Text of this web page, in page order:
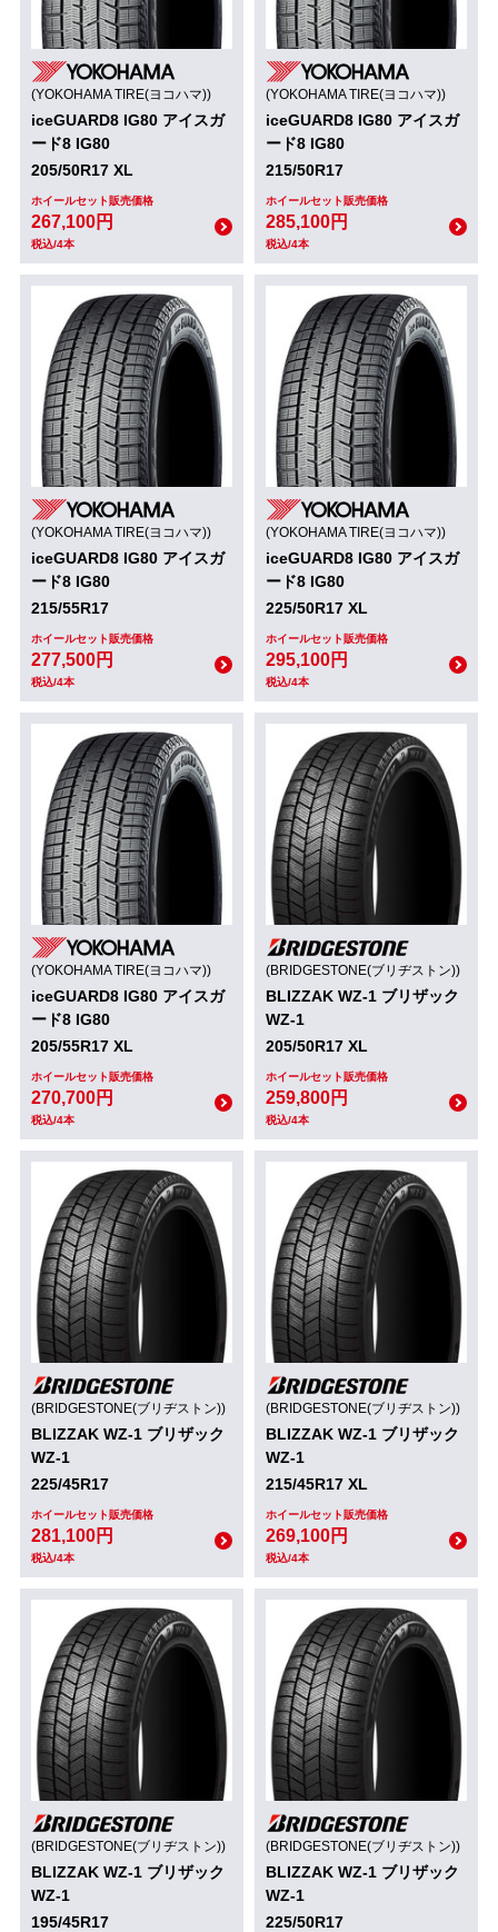
(YOKOHAMA TIRE(ヨコハマ))
iceGUARD8 IG80 アイスガ
ード8 IG80
205/50R17 XL
ホイールセット販売価格
267,100円
税込/4本
(YOKOHAMA TIRE(ヨコハマ))
iceGUARD8 IG80 アイスガ
ード8 IG80
215/50R17
ホイールセット販売価格
285,100円
税込/4本
(YOKOHAMA TIRE(ヨコハマ))
iceGUARD8 IG80 アイスガ
ード8 IG80
215/55R17
ホイールセット販売価格
277,500円
税込/4本
(YOKOHAMA TIRE(ヨコハマ))
iceGUARD8 IG80 アイスガ
ード8 IG80
225/50R17 XL
ホイールセット販売価格
295,100円
税込/4本
(YOKOHAMA TIRE(ヨコハマ))
iceGUARD8 IG80 アイスガ
ード8 IG80
205/55R17 XL
ホイールセット販売価格
270,700円
税込/4本
(BRIDGESTONE(ブリヂストン))
BLIZZAK WZ-1 ブリザック
WZ-1
205/50R17 XL
ホイールセット販売価格
259,800円
税込/4本
(BRIDGESTONE(ブリヂストン))
BLIZZAK WZ-1 ブリザック
WZ-1
225/45R17
ホイールセット販売価格
281,100円
税込/4本
(BRIDGESTONE(ブリヂストン))
BLIZZAK WZ-1 ブリザック
WZ-1
215/45R17 XL
ホイールセット販売価格
269,100円
税込/4本
(BRIDGESTONE(ブリヂストン))
BLIZZAK WZ-1 ブリザック
WZ-1
195/45R17
(BRIDGESTONE(ブリヂストン))
BLIZZAK WZ-1 ブリザック
WZ-1
225/50R17